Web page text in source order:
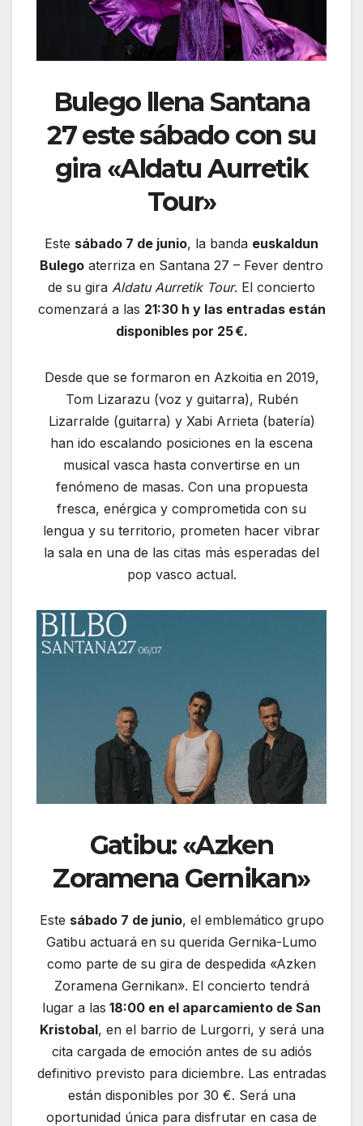
Bulego llena Santana
27 este sábado con su
gira «Aldatu Aurretik
Tour»
Este sábado 7 de junio, la banda euskaldun
Bulego aterriza en Santana 27 – Fever dentro
de su gira Aldatu Aurretik Tour. El concierto
comenzará a las 21:30 h y las entradas están
disponibles por 25 €.
Desde que se formaron en Azkoitia en 2019,
Tom Lizarazu (voz y guitarra), Rubén
Lizarralde (guitarra) y Xabi Arrieta (batería)
han ido escalando posiciones en la escena
musical vasca hasta convertirse en un
fenómeno de masas. Con una propuesta
fresca, enérgica y comprometida con su
lengua y su territorio, prometen hacer vibrar
la sala en una de las citas más esperadas del
pop vasco actual.
Gatibu: «Azken
Zoramena Gernikan»
Este sábado 7 de junio, el emblemático grupo
Gatibu actuará en su querida Gernika-Lumo
como parte de su gira de despedida «Azken
Zoramena Gernikan». El concierto tendrá
lugar a las 18:00 en el aparcamiento de San
Kristobal, en el barrio de Lurgorri, y será una
cita cargada de emoción antes de su adiós
definitivo previsto para diciembre. Las entradas
están disponibles por 30 €. Será una
oportunidad única para disfrutar en casa de